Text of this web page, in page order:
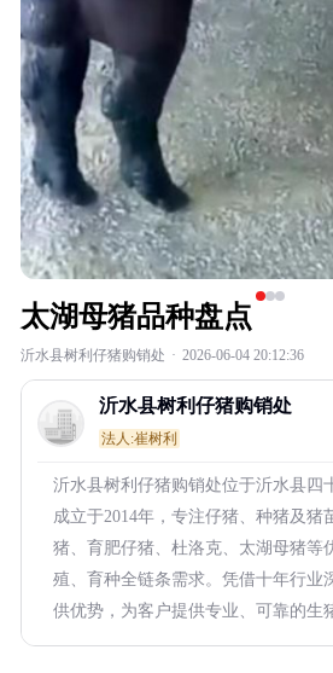
太湖母猪品种盘点
沂水县树利仔猪购销处 · 2026-06-04 20:12:36
沂水县树利仔猪购销处
法人:崔树利
沂水县树利仔猪购销处位于沂水县四
成立于2014年，专注仔猪、种猪及猪
猪、育肥仔猪、杜洛克、太湖母猪等
殖、育种全链条需求。凭借十年行业
供优势，为客户提供专业、可靠的生